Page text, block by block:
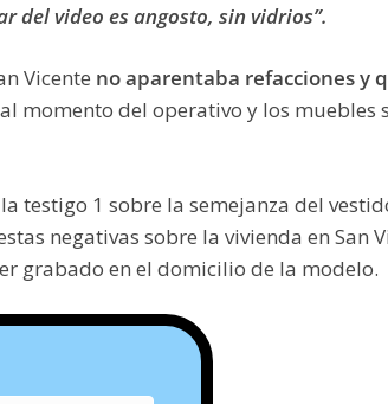
del video es angosto, sin vidrios”.
Vicente no aparentaba refacciones y
momento del operativo y los muebles
testigo 1 sobre la semejanza del
negativas sobre la vivienda en San
grabado en el domicilio de la modelo.